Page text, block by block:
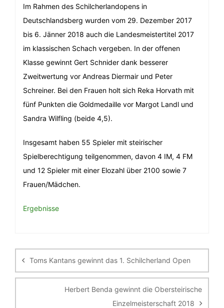
Im Rahmen des Schilcherlandopens in
Deutschlandsberg wurden vom 29. Dezember 2017
bis 6. Jänner 2018 auch die Landesmeistertitel 2017
im klassischen Schach vergeben. In der offenen
Klasse gewinnt Gert Schnider dank besserer
Zweitwertung vor Andreas Diermair und Peter
Schreiner. Bei den Frauen holt sich Reka Horvath mit
fünf Punkten die Goldmedaille vor Margot Landl und
Sandra Wilfling (beide 4,5).
Insgesamt haben 55 Spieler mit steirischer
Spielberechtigung teilgenommen, davon 4 IM, 4 FM
und 12 Spieler mit einer Elozahl über 2100 sowie 7
Frauen/Mädchen.
Ergebnisse
Toms Kantans gewinnt das 1. Schilcherland Open
Herbert Benda gewinnt die Obersteirische
Einzelmeisterschaft 2018